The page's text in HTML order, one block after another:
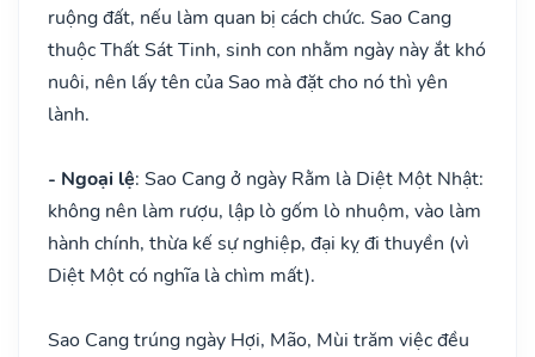
ruộng đất, nếu làm quan bị cách chức. Sao Cang
thuộc Thất Sát Tinh, sinh con nhằm ngày này ắt khó
nuôi, nên lấy tên của Sao mà đặt cho nó thì yên
lành.
- Ngoại lệ: Sao Cang ở ngày Rằm là Diệt Một Nhật:
không nên làm rượu, lập lò gốm lò nhuộm, vào làm
hành chính, thừa kế sự nghiệp, đại kỵ đi thuyền (vì
Diệt Một có nghĩa là chìm mất).
Sao Cang trúng ngày Hợi, Mão, Mùi trăm việc đều